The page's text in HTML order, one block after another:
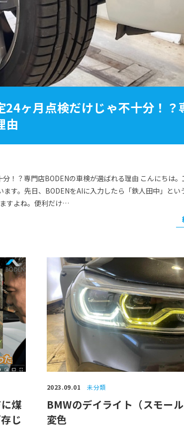
24ヶ月点検だけじゃ不十分！？
由
！？専門店BODENの車検が選ばれる理由 こんにちは
す。先日、BODENをAIに入力したら「鉄人田中」とい
すよね。便利だけ…
煤
じ
2023.09.01 未分類
BMWのデイライト（スモール
変色